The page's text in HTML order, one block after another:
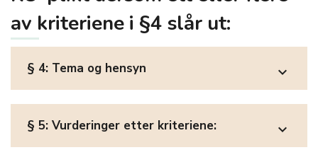
av kriteriene i §4 slår ut:
§ 4: Tema og hensyn expand_more
§ 5: Vurderinger etter kriteriene: expand_more